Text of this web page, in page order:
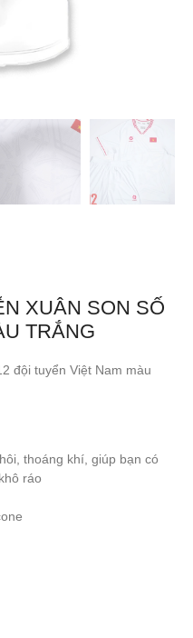
XUÂN SON SỐ
TRẮNG
đội tuyển Việt Nam màu
thoáng khí, giúp bạn có
ráo